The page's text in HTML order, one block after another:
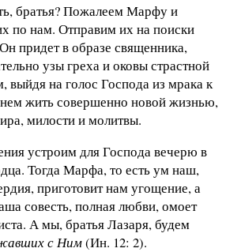
братья? Пожалеем Марфу и
по нам. Отправим их на поиски
придет в образе священника,
узы греха и оковы страстной
выйдя на голос Господа из мрака к
жить совершенно новой жизнью,
милости и молитвы.
устроим для Господа вечерю в
Тогда Марфа, то есть ум наш,
приготовит нам угощение, а
совесть, полная любви, омоет
А мы, братья Лазаря, будем
с Ним(Ин. 12: 2).